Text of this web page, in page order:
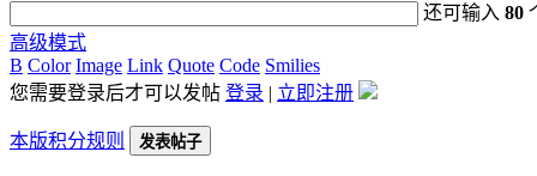
还可输入80
高级模式
B Color Image Link Quote Code Smilies
您需要登录后才可以发帖 登录 | 立即注册
本版积分规则 发表帖子